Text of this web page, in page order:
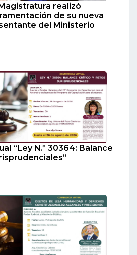
realizó
de su nueva
del Ministerio
“Ley N.º 30364: Balance